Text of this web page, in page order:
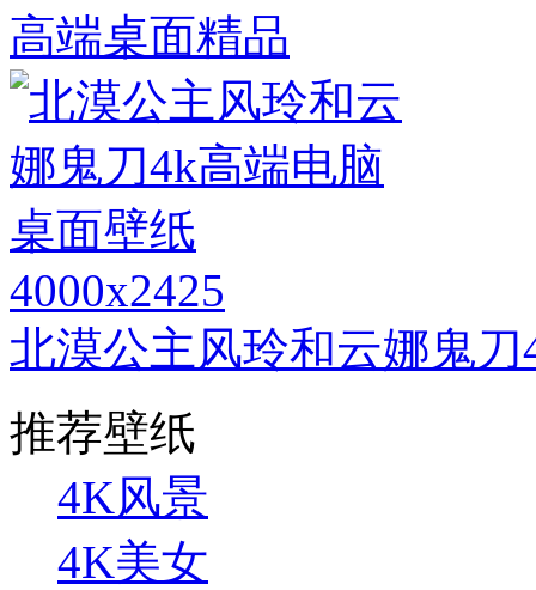
高端桌面精品
4000x2425
北漠公主风玲和云娜鬼
推荐壁纸
4K风景
4K美女